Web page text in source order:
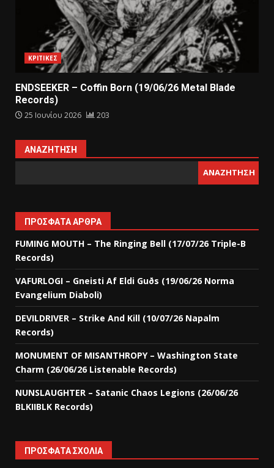
ΚΡΙΤΙΚΕΣ
ENDSEEKER – Coffin Born (19/06/26 Metal Blade
Records)
25 Ιουνίου 2026 203
ΑΝΑΖΉΤΗΣΗ
ΑΝΑΖΉΤΗΣΗ
ΠΡΌΣΦΑΤΑ ΆΡΘΡΑ
FUMING MOUTH – The Ringing Bell (17/07/26 Triple-B
Records)
VAFURLOGI – Gneisti Af Eldi Guðs (19/06/26 Norma
Evangelium Diaboli)
DEVILDRIVER – Strike And Kill (10/07/26 Napalm
Records)
MONUMENT OF MISANTHROPY – Washington State
Charm (26/06/26 Listenable Records)
NUNSLAUGHTER – Satanic Chaos Legions (26/06/26
BLKIIBLK Records)
ΠΡΌΣΦΑΤΑ ΣΧΌΛΙΑ